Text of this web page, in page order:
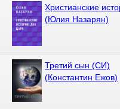
Христианские
(Юлия Назарян)
Третий сын (СИ)
(Константин Ежов)